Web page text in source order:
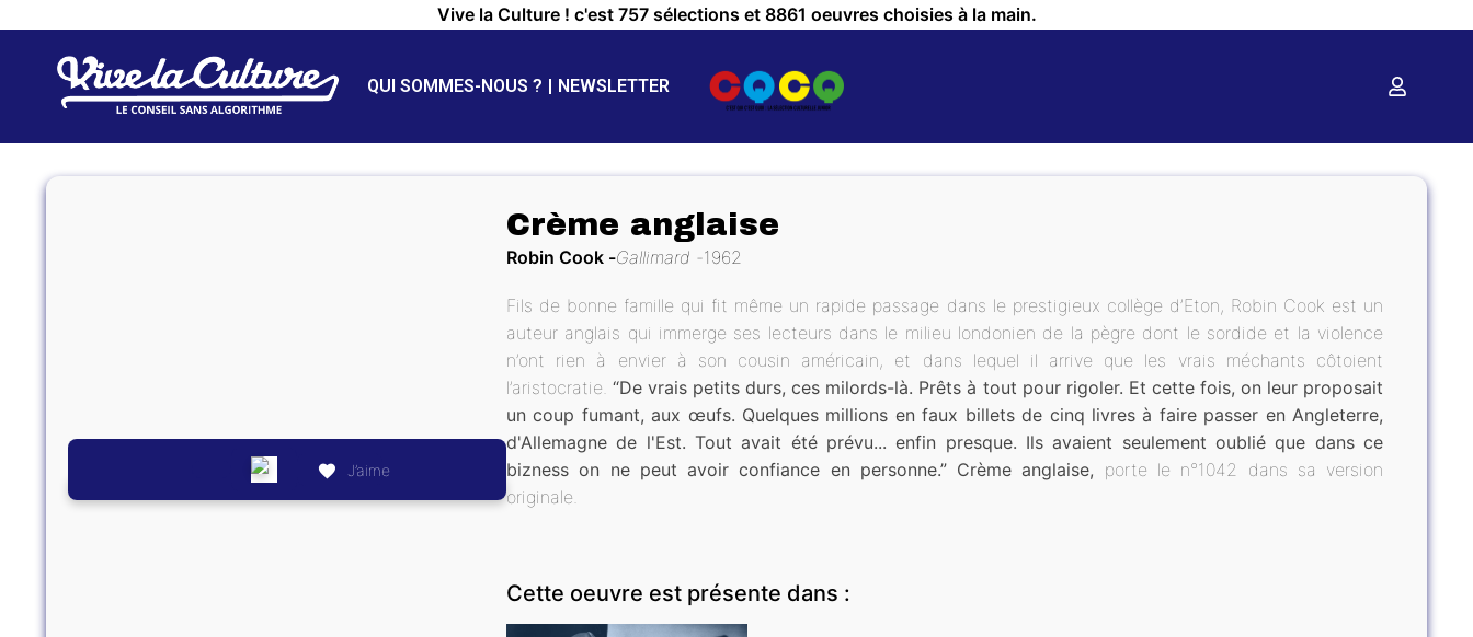
Vive la Culture ! c'est 757 sélections et 8861 oeuvres choisies à la main.
QUI SOMMES-NOUS ? NEWSLETTER
J’aime
Crème anglaise
Robin Cook Gallimard 1962
Fils de bonne famille qui fit même un rapide passage dans le prestigieux collège d’Eton, Robin Cook est un
auteur anglais qui immerge ses lecteurs dans le milieu londonien de la pègre dont le sordide et la violence
n’ont rien à envier à son cousin américain, et dans lequel il arrive que les vrais méchants côtoient
l’aristocratie.“De vrais petits durs, ces milords-là. Prêts à tout pour rigoler. Et cette fois, on leur proposait
un coup fumant, aux œufs. Quelques millions en faux billets de cinq livres à faire passer en Angleterre,
d'Allemagne de l'Est. Tout avait été prévu... enfin presque. Ils avaient seulement oublié que dans ce
bizness on ne peut avoir confiance en personne.” Crème anglaise, porte le n°1042 dans sa version
originale.
Cette oeuvre est présente dans :